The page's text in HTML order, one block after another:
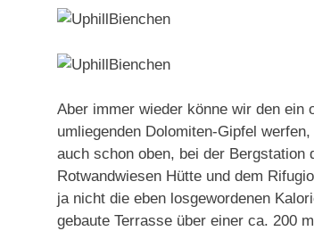
Aber immer wieder könne wir den ein
umliegenden Dolomiten-Gipfel
auch schon oben, bei der Bergstation
Rotwandwiesen Hütte und dem
ja nicht die eben losgewordenen
gebaute Terrasse über einer ca. 200